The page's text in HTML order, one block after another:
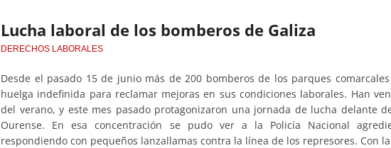
Lucha laboral de los bomberos de Galiza
DERECHOS LABORALES
Desde el pasado 15 de junio más de 200 bomberos de los parques
huelga indefinida para reclamar mejoras en sus condiciones laborales. Han
del verano, y este mes pasado protagonizaron una jornada de lucha delante
Ourense. En esa concentración se pudo ver a la Policía Nacional
respondiendo con pequeños lanzallamas contra la línea de los represores. Con